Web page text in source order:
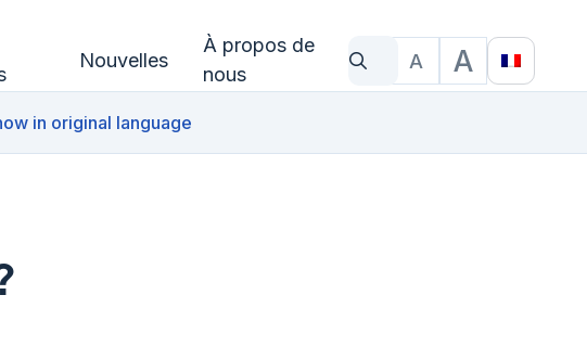
Nouvelles
À propos de
nous
Qu'est-ce que tu cherches?
Taille du texte
A A
in original language